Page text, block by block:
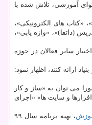
آموزشی، تلاش شده با
«كتاب های الكترونیكی»،
(داتفا)»، «واژه یابی»،
سایر فعالان در حوزه
ارائه كنند، اظهار نمود:
شده است و از مهم ترین مصوبات این شورا می توان به «ساز و كار
و سایت ها» «اجرای
، تهیه برنامه سال ۹۹